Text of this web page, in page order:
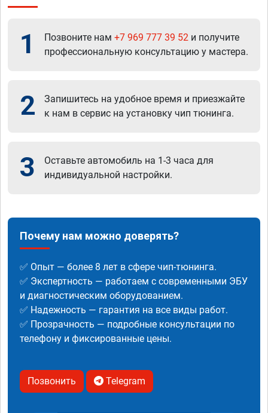
1 Позвоните нам +7 969 777 39 52 и получите
профессиональную консультацию у мастера.
2
Запишитесь на удобное время и приезжайте
к нам в сервис на установку чип тюнинга.
3
Оставьте автомобиль на 1-3 часа для
индивидуальной настройки.
Почему нам можно доверять?
✅ Опыт — более 8 лет в сфере чип-тюнинга.
✅ Экспертность — работаем с современными ЭБУ
и диагностическим оборудованием.
✅ Надежность — гарантия на все виды работ.
✅ Прозрачность — подробные консультации по
телефону и фиксированные цены.
Позвонить Telegram